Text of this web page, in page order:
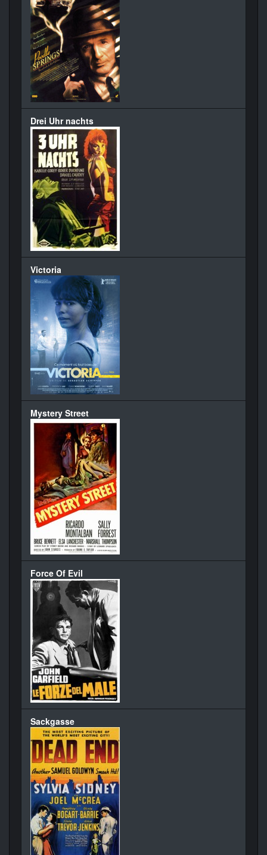
Drei Uhr nachts
Victoria
Mystery Street
Force Of Evil
Sackgasse